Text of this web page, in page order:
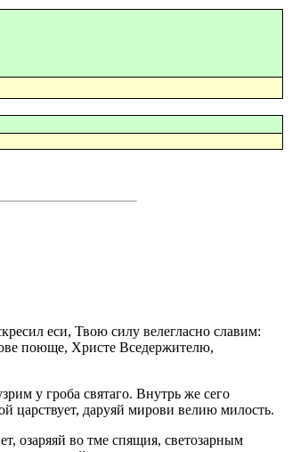
еси, Твою силу велегласно славим:
поюще, Христе Вседержителю,
у гроба святаго. Внутрь же сего
царствует, даруяй мирови велию милость.
озаряяй во тме спящия, светозарным